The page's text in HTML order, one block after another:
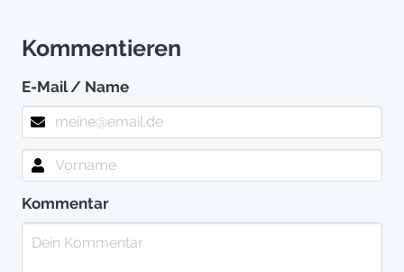
Kommentieren
E-Mail / Name
Kommentar